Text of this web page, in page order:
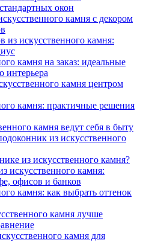
окон
камня с декором
искусственного камня:
камня на заказ: идеальные
интерьера
камня центром
камня: практичные решения
камня ведут себя в быту
из искусственного
из искусственного камня?
искусственного камня:
офисов и банков
камня: как выбрать оттенок
камня лучше
камня для